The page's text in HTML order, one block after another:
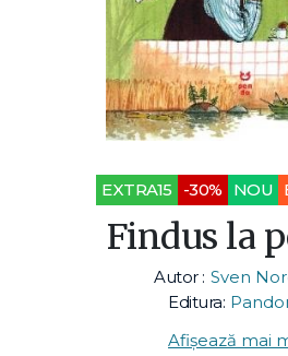
EXTRA15 -30% NOU
Findus la
Autor : Sven
Editura:
Afișează mai